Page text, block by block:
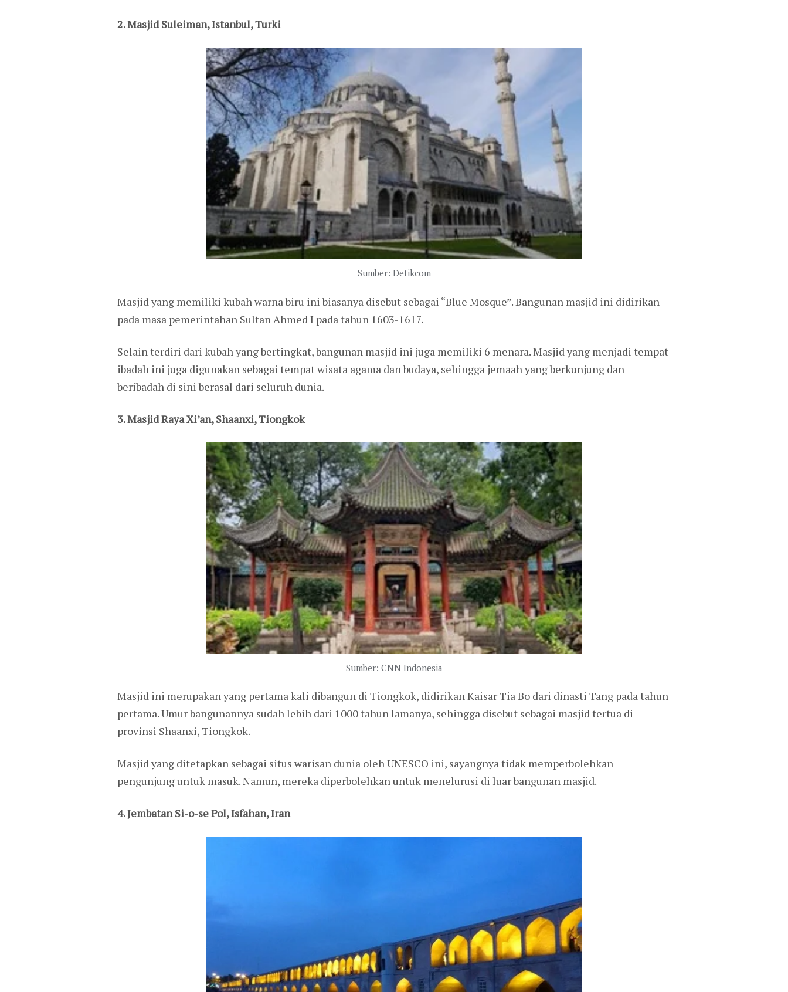
2. Masjid Suleiman, Istanbul, Turki
Sumber: Detikcom
Masjid yang memiliki kubah warna biru ini biasanya disebut sebagai “Blue Mosque”. Bangunan masjid ini didirikan
pada masa pemerintahan Sultan Ahmed I pada tahun 1603-1617.
Selain terdiri dari kubah yang bertingkat, bangunan masjid ini juga memiliki 6 menara. Masjid yang menjadi tempat
ibadah ini juga digunakan sebagai tempat wisata agama dan budaya, sehingga jemaah yang berkunjung dan
beribadah di sini berasal dari seluruh dunia.
3. Masjid Raya Xi’an, Shaanxi, Tiongkok
Sumber: CNN Indonesia
Masjid ini merupakan yang pertama kali dibangun di Tiongkok, didirikan Kaisar Tia Bo dari dinasti Tang pada tahun
pertama. Umur bangunannya sudah lebih dari 1000 tahun lamanya, sehingga disebut sebagai masjid tertua di
provinsi Shaanxi, Tiongkok.
Masjid yang ditetapkan sebagai situs warisan dunia oleh UNESCO ini, sayangnya tidak memperbolehkan
pengunjung untuk masuk. Namun, mereka diperbolehkan untuk menelurusi di luar bangunan masjid.
4. Jembatan Si-o-se Pol, Isfahan, Iran